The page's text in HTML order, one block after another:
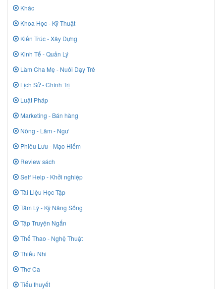
Khác
Khoa Học - Kỹ Thuật
Kiến Trúc - Xây Dựng
Kinh Tế - Quản Lý
Làm Cha Mẹ - Nuôi Dạy Trẻ
Lịch Sử - Chính Trị
Luật Pháp
Marketing - Bán hàng
Nông - Lâm - Ngư
Phiêu Lưu - Mạo Hiểm
Review sách
Self Help - Khởi nghiệp
Tài Liệu Học Tập
Tâm Lý - Kỹ Năng Sống
Tập Truyện Ngắn
Thể Thao - Nghệ Thuật
Thiếu Nhi
Thơ Ca
Tiểu thuyết